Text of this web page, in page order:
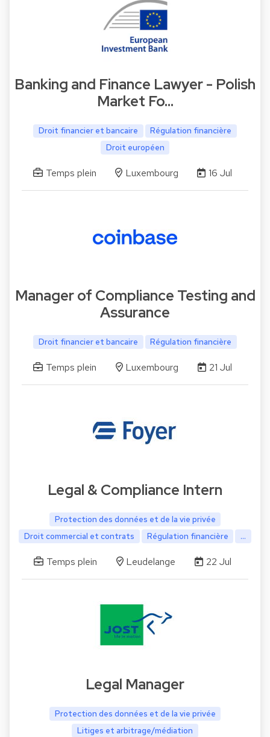
Banking and Finance Lawyer - Polish
Market Fo…
Droit financier et bancaire
Régulation financière
Droit européen
Temps plein Luxembourg 16 Jul
Manager of Compliance Testing and
Assurance
Droit financier et bancaire Régulation financière
Temps plein Luxembourg 21 Jul
Legal & Compliance Intern
Protection des données et de la vie privée
Droit commercial et contrats
Régulation financière ...
Temps plein Leudelange 22 Jul
Legal Manager
Protection des données et de la vie privée
Litiges et arbitrage/médiation